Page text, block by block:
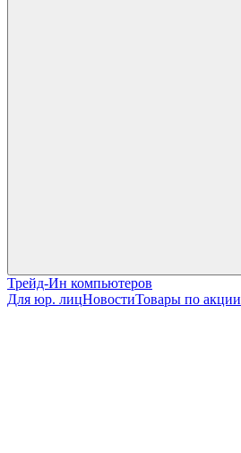
Трейд-Ин компьютеров
Для юр. лицНовостиТовары по акции